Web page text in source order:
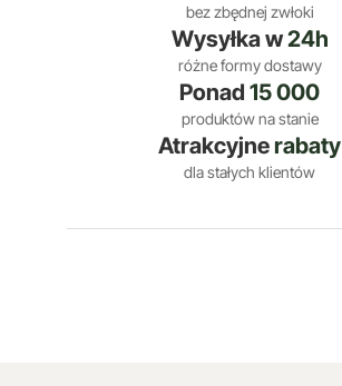
bez zbędnej zwłoki
Wysyłka w24h
różne formy dostawy
Ponad 15 000
produktów na stanie
Atrakcyjnerabaty
dla stałych klientów